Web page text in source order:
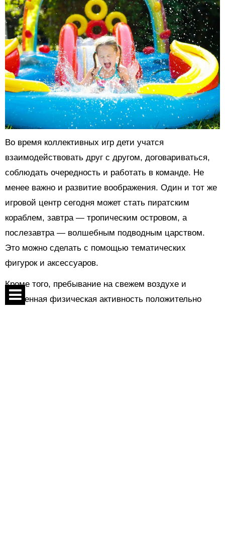
Во время коллективных игр дети учатся
взаимодействовать друг с другом, договариваться,
соблюдать очередность и работать в команде. Не
менее важно и развитие воображения. Один и тот же
игровой центр сегодня может стать пиратским
кораблем, завтра — тропическим островом, а
послезавтра — волшебным подводным царством.
Это можно сделать с помощью тематических
фигурок и аксессуаров.
Кроме того, пребывание на свежем воздухе и
умеренная физическая активность положительно